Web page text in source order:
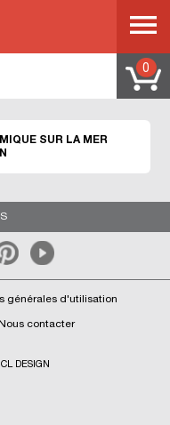
ROUSSILLON HERAULT>
0
SUR LA MER
générales d'utilisation
Nous contacter
DESIGN